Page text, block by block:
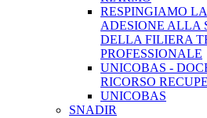
RESPINGIAMO
ADESIONE ALLA
DELLA FILIERA
PROFESSIONALE
UNICOBAS -
RICORSO
UNICOBAS
SNADIR